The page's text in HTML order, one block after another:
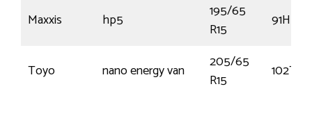
Maxxis hp5
195/65
R15
91H
Toyo nano energy van
205/65
R15
102T